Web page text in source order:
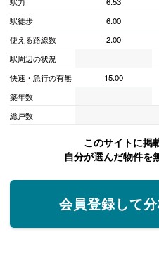
駅徒歩
6.00
使える路線数
2.00
駅周辺の状況
快速・急行の有無
15.00
築年数
総戸数
このサイトに掲
自分が選んだ物件を
会員登録して分